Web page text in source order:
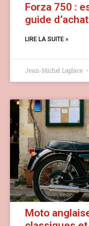
Forza 750 :
guide d’achat
LIRE LA SUITE »
Jean-Michel Laplace
Moto